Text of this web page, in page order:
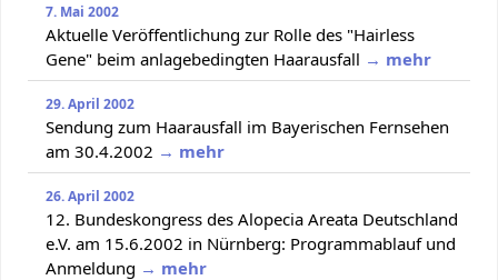
7. Mai 2002
Aktuelle Veröffentlichung zur Rolle des "Hairless
Gene" beim anlagebedingten Haarausfall → mehr
29. April 2002
Sendung zum Haarausfall im Bayerischen Fernsehen
am 30.4.2002 → mehr
26. April 2002
12. Bundeskongress des Alopecia Areata Deutschland
e.V. am 15.6.2002 in Nürnberg: Programmablauf und
Anmeldung → mehr